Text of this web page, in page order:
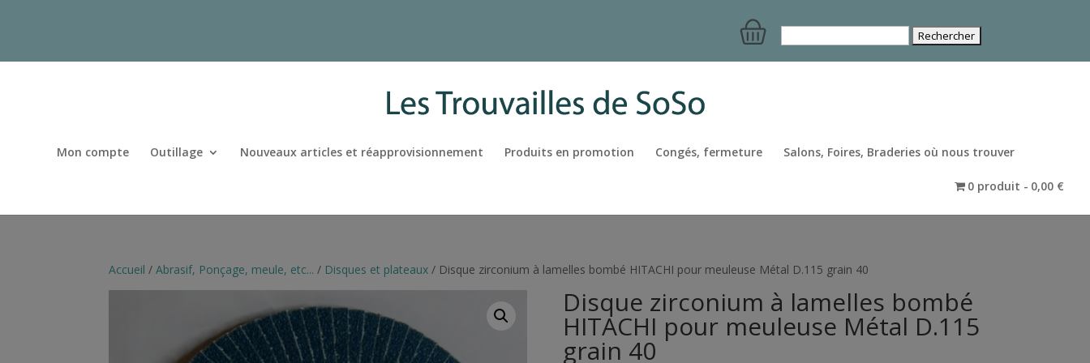
Rechercher :
Mon compte Outillage Nouveaux articles et réapprovisionnement Produits en promotion Congés, fermeture Salons, Foires, Braderies où nous trouver
0 produit 0,00 €
Accueil /Abrasif, Ponçage, meule, etc... / Disques et plateaux / Disque zirconium à lamelles bombé HITACHI pour meuleuse Métal D.115 grain 40
Disque zirconium à lamelles bombé
HITACHI pour meuleuse Métal D.115
grain 40